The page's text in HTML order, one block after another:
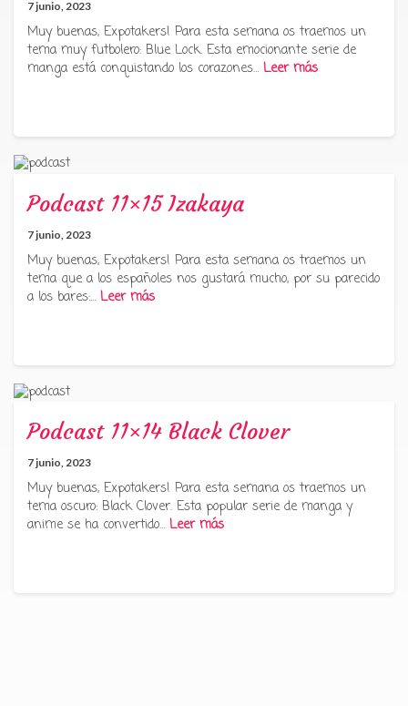
7 junio, 2023
Muy buenas, Expotakers! Para esta semana os traemos un
tema muy futbolero: Blue Lock. Esta emocionante serie de
manga está conquistando los corazones… Leer más
Podcast 11×15 Izakaya
7 junio, 2023
Muy buenas, Expotakers! Para esta semana os traemos un
tema que a los españoles nos gustará mucho, por su parecido
a los bares:… Leer más
Podcast 11×14 Black Clover
7 junio, 2023
Muy buenas, Expotakers! Para esta semana os traemos un
tema oscuro: Black Clover. Esta popular serie de manga y
anime se ha convertido… Leer más